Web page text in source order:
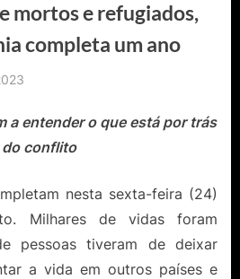
mortos e refugiados,
completa um ano
Catureba
a entender o que está por trás
do conflito
nesta sexta-feira (24)
Milhares de vidas foram
pessoas tiveram de deixar
a vida em outros países e